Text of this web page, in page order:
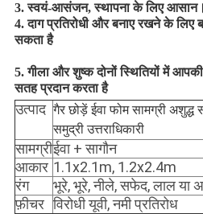
3. स्वयं-आसंजन, स्थापना के लिए आसान।
4. दाग प्रतिरोधी और बनाए रखने के लिए
सकता है
5. गीला और शुष्क दोनों स्थितियों में
सतह प्रदान करता है
उत्पाद गैर छोड़ें ईवा फोम सामग्री
समुद्री उत्तराधिकारी
सामग्रीईवा + सागौन
आकार 1.1x2.1m, 1.2x2.4m
रंग
भूरे, भूरे, नीले, सफेद, लाल या
फ़ीचर विरोधी यूवी, नमी प्रतिरोध